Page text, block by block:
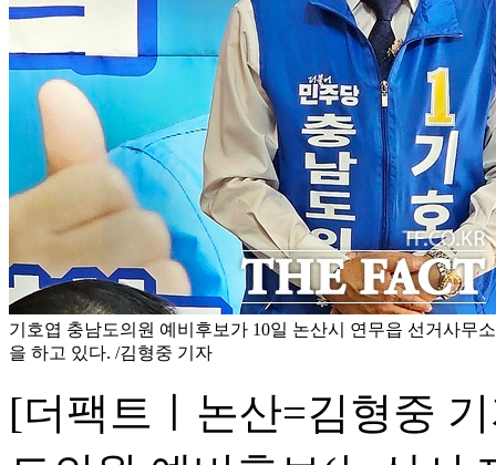
기호엽 충남도의원 예비후보가 10일 논산시 연무읍 선거사무
을 하고 있다. /김형중 기자
[더팩트ㅣ논산=김형중